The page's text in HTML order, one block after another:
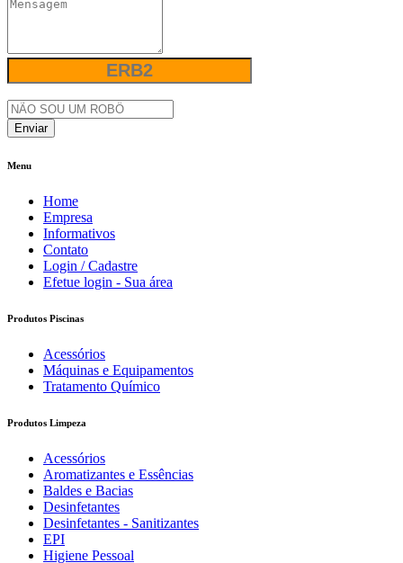
Enviar
Menu
Home
Empresa
Informativos
Contato
Login / Cadastre
Efetue login - Sua área
Produtos Piscinas
Acessórios
Máquinas e Equipamentos
Tratamento Químico
Produtos Limpeza
Acessórios
Aromatizantes e Essências
Baldes e Bacias
Desinfetantes
Desinfetantes - Sanitizantes
EPI
Higiene Pessoal